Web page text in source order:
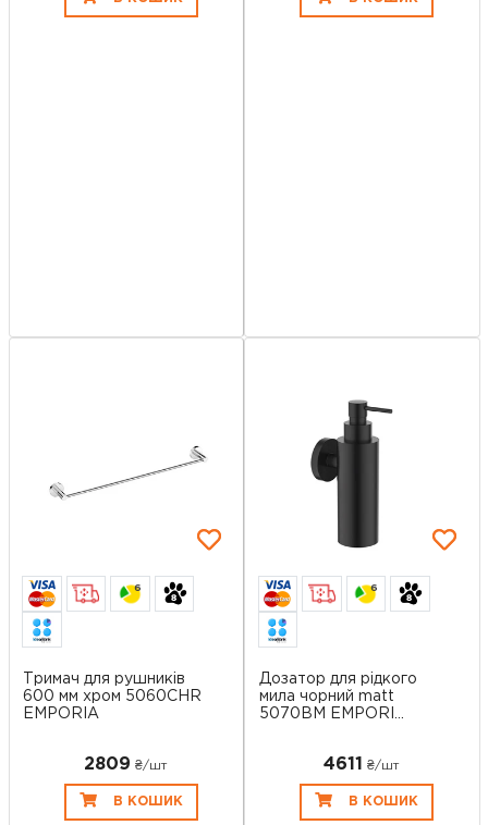
6
Тримач для рушників
600 мм хром 5060CHR
EMPORIA
2809 ₴/шт
В КОШИК
6
Дозатор для рідкого
мила чорний matt
5070BM EMPORI...
4611 ₴/шт
В КОШИК